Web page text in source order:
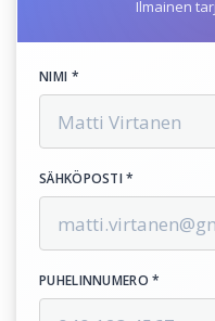
Ilmainen
NIMI *
SÄHKÖPOSTI *
PUHELINNUMERO *